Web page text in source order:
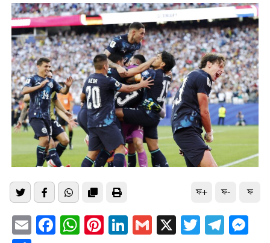
ফ+ ফ- ফ
EmailFacebook
WhatsApp
Pinterest
LinkedIn
Gmail
X Twitter